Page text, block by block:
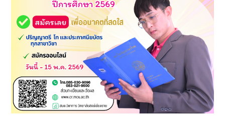
การ
ศึกษา
2569